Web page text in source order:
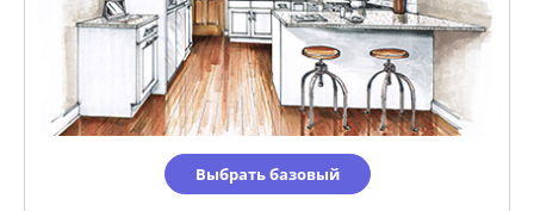
Выбрать базовый